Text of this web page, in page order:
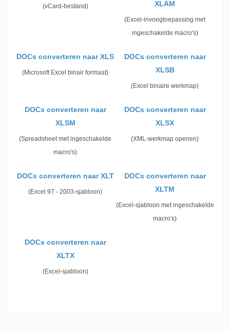
(vCard-bestand)
XLAM
(Excel-invoegtoepassing met
ingeschakelde macro's)
DOCs converteren naar XLS
(Microsoft Excel binair formaat)
DOCs converteren naar
XLSB
(Excel binaire werkmap)
DOCs converteren naar
XLSM
(Spreadsheet met ingeschakelde
macro's)
DOCs converteren naar
XLSX
(XML-werkmap openen)
DOCs converteren naar XLT
(Excel 97 - 2003-sjabloon)
DOCs converteren naar
XLTM
(Excel-sjabloon met ingeschakelde
macro's)
DOCs converteren naar
XLTX
(Excel-sjabloon)